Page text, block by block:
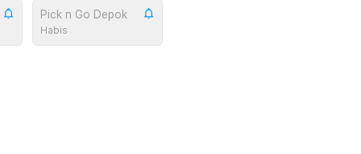
Pick n Go Depok
Habis